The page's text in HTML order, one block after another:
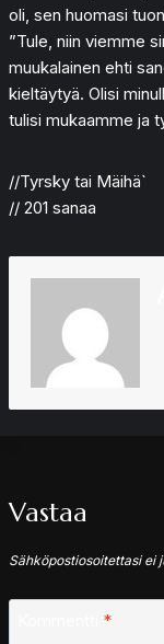
oli, sen huomasi
”Tule, niin viemme
muukalainen ehti
kieltäytyä. Olisi
tulisi mukaamme ja
//Tyrsky tai Mäihä`
// 201 sanaa
Vastaa
Sähköpostiosoitettasi ei
*